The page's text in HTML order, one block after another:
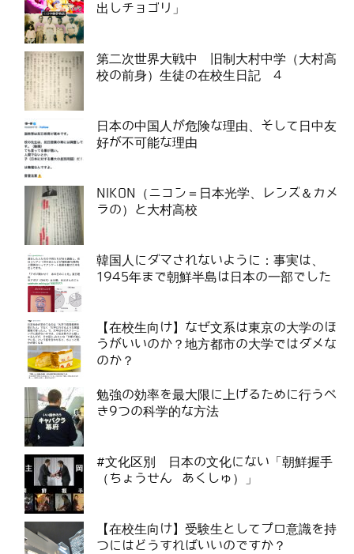
出しチョゴリ」
第二次世界大戦中 旧制大村中学（大村高
校の前身）生徒の在校生日記 4
日本の中国人が危険な理由、そして日中友
好が不可能な理由
NIKON（ニコン＝日本光学、レンズ＆カメ
ラの）と大村高校
韓国人にダマされないように：事実は、
1945年まで朝鮮半島は日本の一部でした
【在校生向け】なぜ文系は東京の大学のほ
うがいいのか？地方都市の大学ではダメな
のか？
勉強の効率を最大限に上げるために行うべ
き9つの科学的な方法
#文化区別 日本の文化にない「朝鮮握手
（ちょうせん あくしゅ）」
【在校生向け】受験生としてプロ意識を持
つにはどうすればいいのですか？